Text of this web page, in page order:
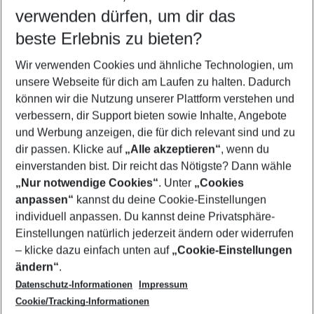
Frübucher Angebote Colònia de Sant Jordi für 2026
Flug & Hotel Colònia de Sant Jordi
Familienurlaub Colònia de Sant Jordi
Pauschalreisen Colònia de Sant Jordi
Urlaub Colònia de Sant Jordi
Footer
Footer navigation
Über uns
AGB
Bestpreisgarantie
Cookie-Einstellungen ändern
Cookie-Richtlinie
Agenturbetreuung
Barrierefreies Reisen
Folge uns
verwenden dürfen, um dir das
beste Erlebnis zu bieten?
Wir verwenden Cookies und ähnliche Technologien, um
unsere Webseite für dich am Laufen zu halten. Dadurch
können wir die Nutzung unserer Plattform verstehen und
verbessern, dir Support bieten sowie Inhalte, Angebote
und Werbung anzeigen, die für dich relevant sind und zu
dir passen. Klicke auf „Alle akzeptieren“, wenn du
einverstanden bist. Dir reicht das Nötigste? Dann wähle
„Nur notwendige Cookies“. Unter „Cookies
anpassen“ kannst du deine Cookie-Einstellungen
individuell anpassen. Du kannst deine Privatsphäre-
Einstellungen natürlich jederzeit ändern oder widerrufen
– klicke dazu einfach unten auf „Cookie-Einstellungen
ändern“.
Datenschutz-Informationen
Impressum
Cookie/Tracking-Informationen